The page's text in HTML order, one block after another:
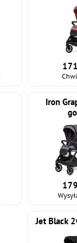
Iron
Jet Black